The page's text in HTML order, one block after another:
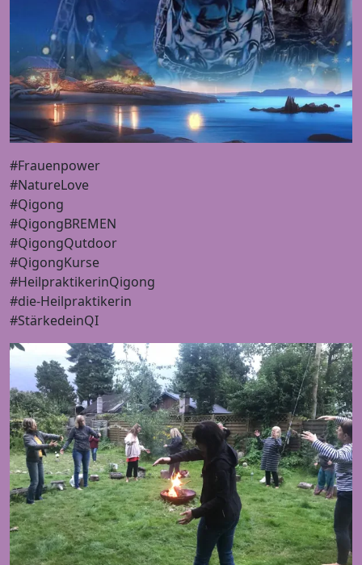
#Frauenpower
#NatureLove
#Qigong
#QigongBREMEN
#QigongQutdoor
#QigongKurse
#HeilpraktikerinQigong
#die-Heilpraktikerin
#StärkedeinQI